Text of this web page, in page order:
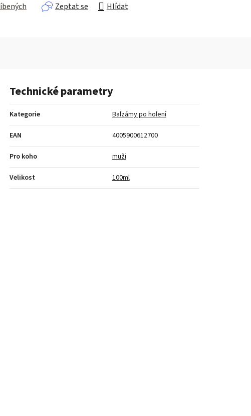
Zeptat se Hlídat
Technické parametry
Kategorie Balzámy po holení
EAN 4005900612700
Pro koho muži
Velikost 100ml